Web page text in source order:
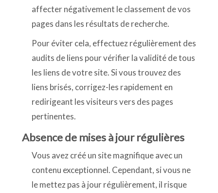
affecter négativement le classement de vos
pages dans les résultats de recherche.
Pour éviter cela, effectuez régulièrement des
audits de liens pour vérifier la validité de tous
les liens de votre site. Si vous trouvez des
liens brisés, corrigez-les rapidement en
redirigeant les visiteurs vers des pages
pertinentes.
Absence de mises à jour régulières
Vous avez créé un site magnifique avec un
contenu exceptionnel. Cependant, si vous ne
le mettez pas à jour régulièrement, il risque